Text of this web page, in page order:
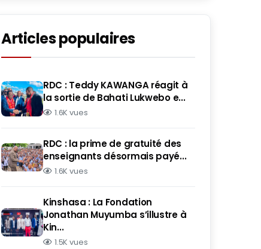
Articles populaires
RDC : Teddy KAWANGA réagit à
la sortie de Bahati Lukwebo e...
1.6K vues
RDC : la prime de gratuité des
enseignants désormais payé...
1.6K vues
Kinshasa : La Fondation
Jonathan Muyumba s’illustre à
Kin...
1.5K vues